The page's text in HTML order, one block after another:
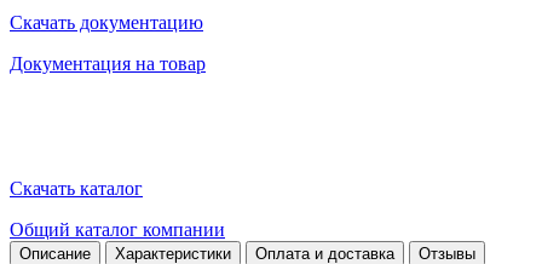
Скачать документацию
Документация на товар
Скачать каталог
Общий каталог компании
Описание Характеристики Оплата и доставка Отзывы